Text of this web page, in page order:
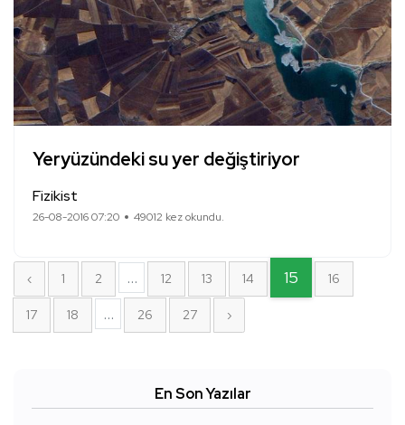
Yeryüzündeki su yer değiştiriyor
Fizikist
26-08-2016 07:20 49012 kez okundu.
‹ 1 2 ... 12 13 14 15 16
17 18 ... 26 27 ›
En Son Yazılar